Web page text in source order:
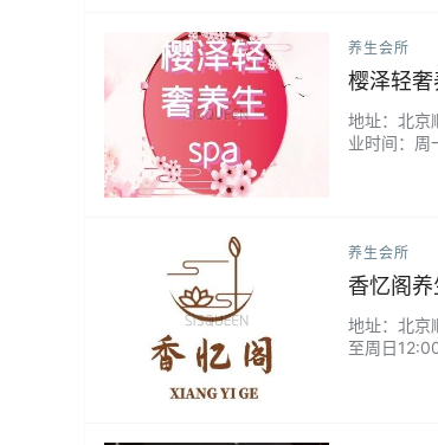
养生会所
樱泽轻
地址：北京
业时间：
养生会所
香忆阁养
地址：北京
至周日